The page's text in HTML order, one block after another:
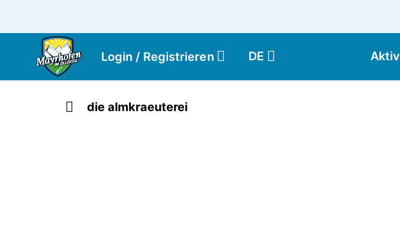
Login / Registrieren DE
die almkraeuterei